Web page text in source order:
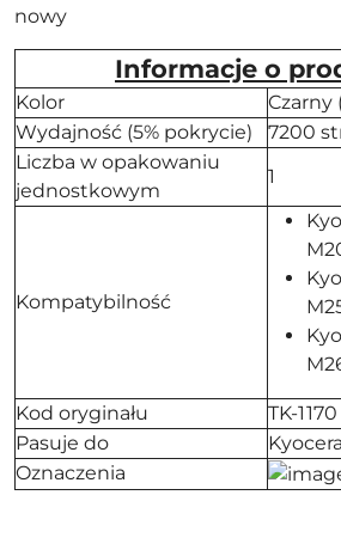
nowy
Informacje o
Kolor
Czarny
Wydajność (5% pokrycie)
7200
Liczba w opakowaniu
jednostkowym
1
Kompatybilność
Kod oryginału
TK-1170
Pasuje do
Kyocera
Oznaczenia